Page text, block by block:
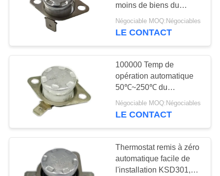
CONTACTEZ-
NOUVELLES
PLAN
interrupteur ksd301
thermique
commutateur de
culbuteur
moins de biens du
thermostat KSD301
250V 10A T24-OR8-CB
Négociable MOQ:Négociables
LE CONTACT
100000 Temp de
opération automatique
50℃~250℃ du
thermostat T24-OF9-CB
CQC de remise de
Négociable MOQ:Négociables
LE CONTACT
Thermostat remis à zéro
automatique facile de
l'installation KSD301,